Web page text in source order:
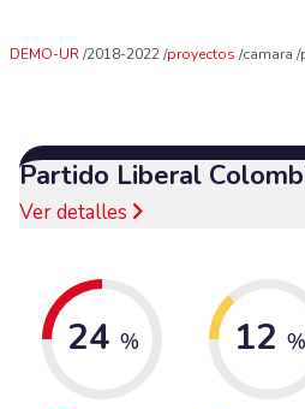
DEMO-UR 2018-2022 proyectos camara
Partido Liberal
Ver detalles
24 % 12 %